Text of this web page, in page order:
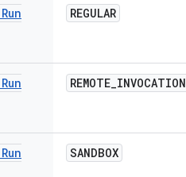
Run
REGULAR
Run
REMOTE_INVOCATION
Run
SANDBOX